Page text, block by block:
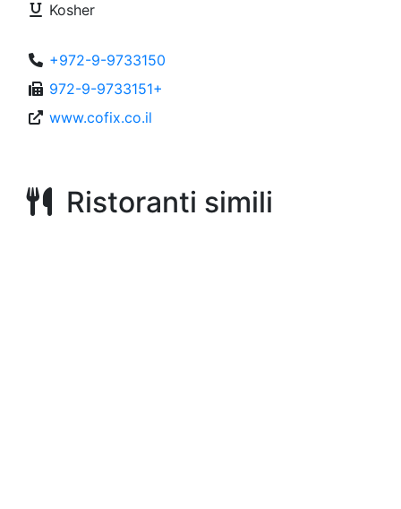
Kosher
+972-9-9733150
972-9-9733151+
www.cofix.co.il
Ristoranti simili